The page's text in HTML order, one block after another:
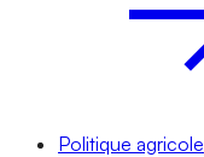
Politique agricole